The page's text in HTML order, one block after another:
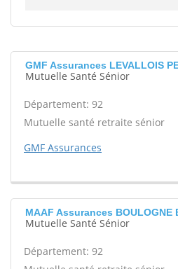
GMF Assurances LEVALLOIS
Mutuelle Santé Sénior
Département: 92
Mutuelle santé retraite sénior
GMF Assurances
MAAF Assurances BOULOGNE
Mutuelle Santé Sénior
Département: 92